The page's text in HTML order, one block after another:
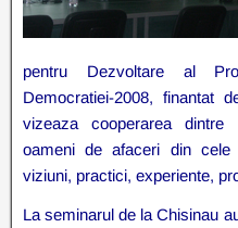
pentru Dezvoltare al
Democratiei-2008, finantat
vizeaza cooperarea
oameni de afaceri din
viziuni, practici, experiente,
La seminarul de la Chisinau